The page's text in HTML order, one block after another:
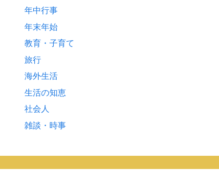
年中行事
年末年始
教育・子育て
旅行
海外生活
生活の知恵
社会人
雑談・時事